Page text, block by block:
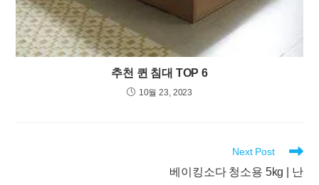
추천 퀸 침대 TOP 6
10월 23, 2023
Next Post
베이킹소다 청소용 5kg | 난